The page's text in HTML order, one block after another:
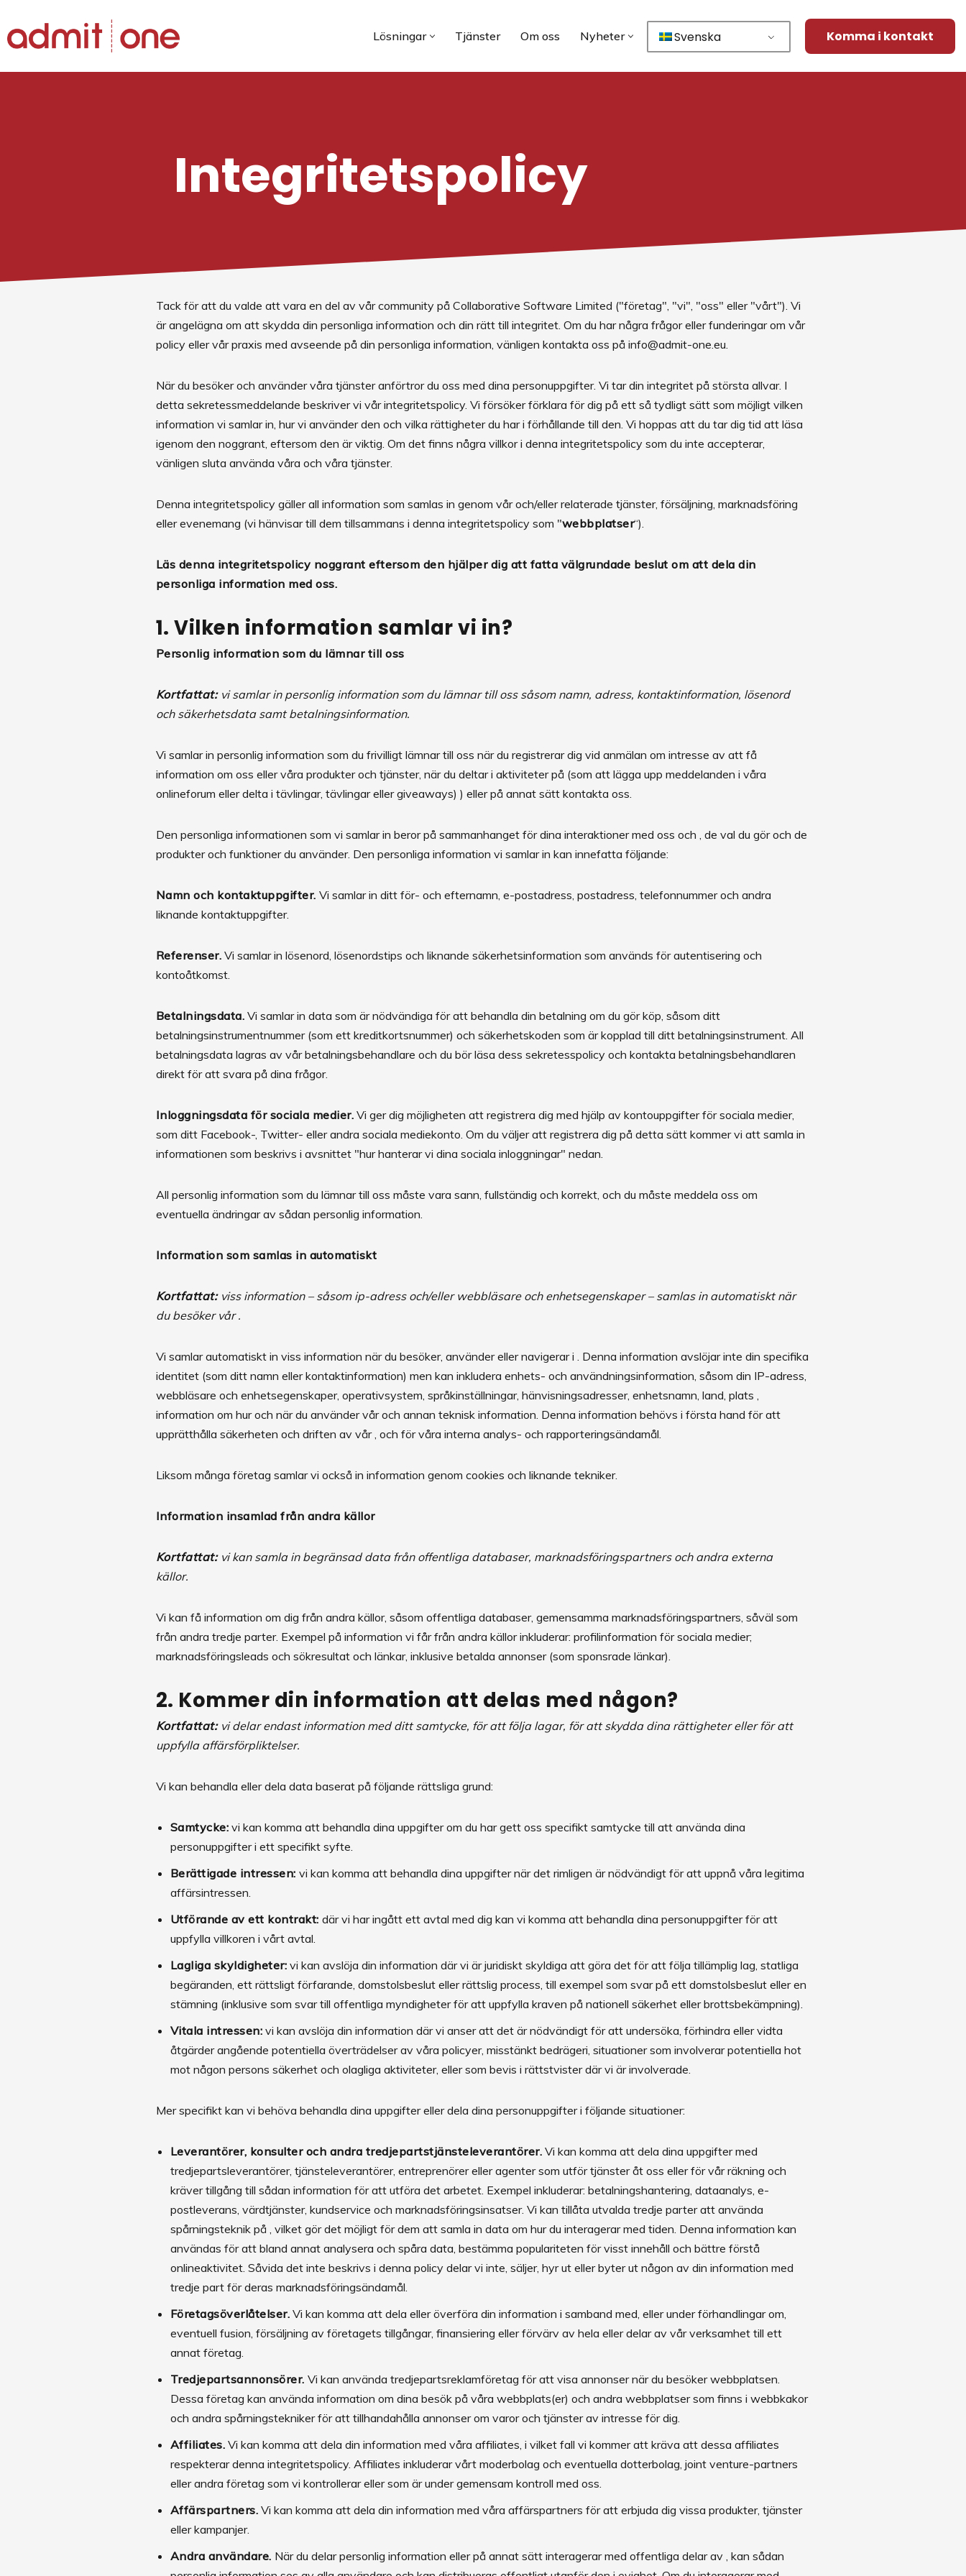
Hoppa
Lösningar Tjänster Om oss Nyheter Svenska Komma i kontakt
Integritetspolicy
Tack för att du valde att vara en del av vår community på Collaborative Software Limited ("företag", "vi", "oss" eller "vårt"). Vi
är angelägna om att skydda din personliga information och din rätt till integritet. Om du har några frågor eller funderingar om vår
policy eller vår praxis med avseende på din personliga information, vänligen kontakta oss på info@admit-one.eu.
När du besöker och använder våra tjänster anförtror du oss med dina personuppgifter. Vi tar din integritet på största allvar. I
detta sekretessmeddelande beskriver vi vår integritetspolicy. Vi försöker förklara för dig på ett så tydligt sätt som möjligt vilken
information vi samlar in, hur vi använder den och vilka rättigheter du har i förhållande till den. Vi hoppas att du tar dig tid att läsa
igenom den noggrant, eftersom den är viktig. Om det finns några villkor i denna integritetspolicy som du inte accepterar,
vänligen sluta använda våra och våra tjänster.
Denna integritetspolicy gäller all information som samlas in genom vår och/eller relaterade tjänster, försäljning, marknadsföring
eller evenemang (vi hänvisar till dem tillsammans i denna integritetspolicy som "webbplatser“).
Läs denna integritetspolicy noggrant eftersom den hjälper dig att fatta välgrundade beslut om att dela din
personliga information med oss.
1. Vilken information samlar vi in?
Personlig information som du lämnar till oss
Kortfattat: vi samlar in personlig information som du lämnar till oss såsom namn, adress, kontaktinformation, lösenord
och säkerhetsdata samt betalningsinformation.
Vi samlar in personlig information som du frivilligt lämnar till oss när du registrerar dig vid anmälan om intresse av att få
information om oss eller våra produkter och tjänster, när du deltar i aktiviteter på (som att lägga upp meddelanden i våra
onlineforum eller delta i tävlingar, tävlingar eller giveaways) ) eller på annat sätt kontakta oss.
Den personliga informationen som vi samlar in beror på sammanhanget för dina interaktioner med oss och , de val du gör och de
produkter och funktioner du använder. Den personliga information vi samlar in kan innefatta följande:
Namn och kontaktuppgifter. Vi samlar in ditt för- och efternamn, e-postadress, postadress, telefonnummer och andra
liknande kontaktuppgifter.
Referenser. Vi samlar in lösenord, lösenordstips och liknande säkerhetsinformation som används för autentisering och
kontoåtkomst.
Betalningsdata. Vi samlar in data som är nödvändiga för att behandla din betalning om du gör köp, såsom ditt
betalningsinstrumentnummer (som ett kreditkortsnummer) och säkerhetskoden som är kopplad till ditt betalningsinstrument. All
betalningsdata lagras av vår betalningsbehandlare och du bör läsa dess sekretesspolicy och kontakta betalningsbehandlaren
direkt för att svara på dina frågor.
Inloggningsdata för sociala medier. Vi ger dig möjligheten att registrera dig med hjälp av kontouppgifter för sociala medier,
som ditt Facebook-, Twitter- eller andra sociala mediekonto. Om du väljer att registrera dig på detta sätt kommer vi att samla in
informationen som beskrivs i avsnittet "hur hanterar vi dina sociala inloggningar" nedan.
All personlig information som du lämnar till oss måste vara sann, fullständig och korrekt, och du måste meddela oss om
eventuella ändringar av sådan personlig information.
Information som samlas in automatiskt
Kortfattat: viss information – såsom ip-adress och/eller webbläsare och enhetsegenskaper – samlas in automatiskt när
du besöker vår .
Vi samlar automatiskt in viss information när du besöker, använder eller navigerar i . Denna information avslöjar inte din specifika
identitet (som ditt namn eller kontaktinformation) men kan inkludera enhets- och användningsinformation, såsom din IP-adress,
webbläsare och enhetsegenskaper, operativsystem, språkinställningar, hänvisningsadresser, enhetsnamn, land, plats ,
information om hur och när du använder vår och annan teknisk information. Denna information behövs i första hand för att
upprätthålla säkerheten och driften av vår , och för våra interna analys- och rapporteringsändamål.
Liksom många företag samlar vi också in information genom cookies och liknande tekniker.
Information insamlad från andra källor
Kortfattat: vi kan samla in begränsad data från offentliga databaser, marknadsföringspartners och andra externa
källor.
Vi kan få information om dig från andra källor, såsom offentliga databaser, gemensamma marknadsföringspartners, såväl som
från andra tredje parter. Exempel på information vi får från andra källor inkluderar: profilinformation för sociala medier;
marknadsföringsleads och sökresultat och länkar, inklusive betalda annonser (som sponsrade länkar).
2. Kommer din information att delas med någon?
Kortfattat: vi delar endast information med ditt samtycke, för att följa lagar, för att skydda dina rättigheter eller för att
uppfylla affärsförpliktelser.
Vi kan behandla eller dela data baserat på följande rättsliga grund:
Samtycke: vi kan komma att behandla dina uppgifter om du har gett oss specifikt samtycke till att använda dina
personuppgifter i ett specifikt syfte.
Berättigade intressen: vi kan komma att behandla dina uppgifter när det rimligen är nödvändigt för att uppnå våra legitima
affärsintressen.
Utförande av ett kontrakt:där vi har ingått ett avtal med dig kan vi komma att behandla dina personuppgifter för att
uppfylla villkoren i vårt avtal.
Lagliga skyldigheter: vi kan avslöja din information där vi är juridiskt skyldiga att göra det för att följa tillämplig lag, statliga
begäranden, ett rättsligt förfarande, domstolsbeslut eller rättslig process, till exempel som svar på ett domstolsbeslut eller en
stämning (inklusive som svar till offentliga myndigheter för att uppfylla kraven på nationell säkerhet eller brottsbekämpning).
Vitala intressen: vi kan avslöja din information där vi anser att det är nödvändigt för att undersöka, förhindra eller vidta
åtgärder angående potentiella överträdelser av våra policyer, misstänkt bedrägeri, situationer som involverar potentiella hot
mot någon persons säkerhet och olagliga aktiviteter, eller som bevis i rättstvister där vi är involverade.
Mer specifikt kan vi behöva behandla dina uppgifter eller dela dina personuppgifter i följande situationer:
Leverantörer, konsulter och andra tredjepartstjänsteleverantörer. Vi kan komma att dela dina uppgifter med
tredjepartsleverantörer, tjänsteleverantörer, entreprenörer eller agenter som utför tjänster åt oss eller för vår räkning och
kräver tillgång till sådan information för att utföra det arbetet. Exempel inkluderar: betalningshantering, dataanalys, e-
postleverans, värdtjänster, kundservice och marknadsföringsinsatser. Vi kan tillåta utvalda tredje parter att använda
spårningsteknik på , vilket gör det möjligt för dem att samla in data om hur du interagerar med tiden. Denna information kan
användas för att bland annat analysera och spåra data, bestämma populariteten för visst innehåll och bättre förstå
onlineaktivitet. Såvida det inte beskrivs i denna policy delar vi inte, säljer, hyr ut eller byter ut någon av din information med
tredje part för deras marknadsföringsändamål.
Företagsöverlåtelser. Vi kan komma att dela eller överföra din information i samband med, eller under förhandlingar om,
eventuell fusion, försäljning av företagets tillgångar, finansiering eller förvärv av hela eller delar av vår verksamhet till ett
annat företag.
Tredjepartsannonsörer. Vi kan använda tredjepartsreklamföretag för att visa annonser när du besöker webbplatsen.
Dessa företag kan använda information om dina besök på våra webbplats(er) och andra webbplatser som finns i webbkakor
och andra spårningstekniker för att tillhandahålla annonser om varor och tjänster av intresse för dig.
Affiliates. Vi kan komma att dela din information med våra affiliates, i vilket fall vi kommer att kräva att dessa affiliates
respekterar denna integritetspolicy. Affiliates inkluderar vårt moderbolag och eventuella dotterbolag, joint venture-partners
eller andra företag som vi kontrollerar eller som är under gemensam kontroll med oss.
Affärspartners. Vi kan komma att dela din information med våra affärspartners för att erbjuda dig vissa produkter, tjänster
eller kampanjer.
Andra användare. När du delar personlig information eller på annat sätt interagerar med offentliga delar av , kan sådan